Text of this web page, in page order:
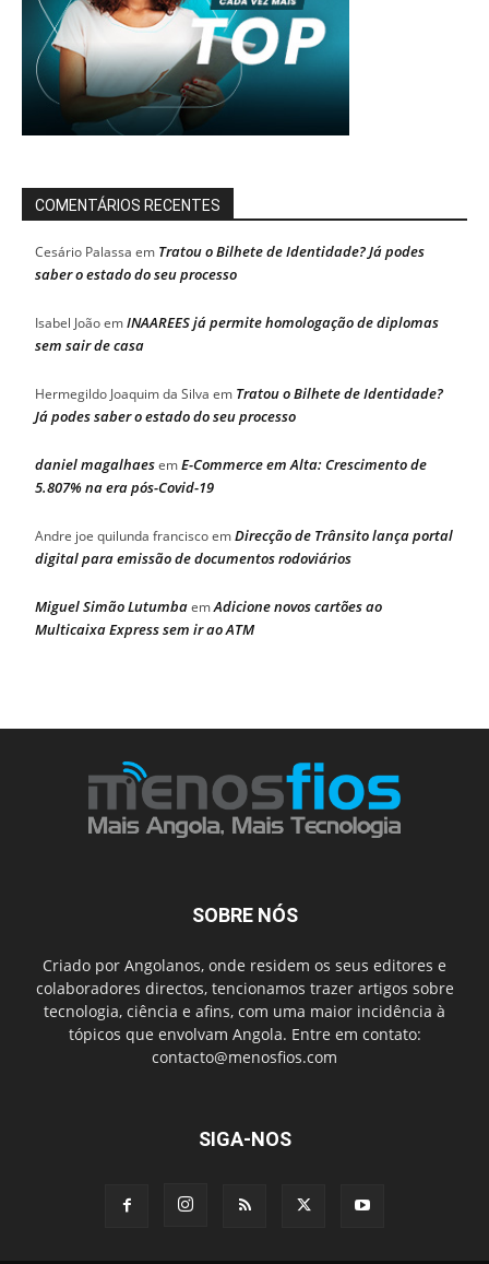
COMENTÁRIOS RECENTES
Cesário Palassa em Tratou o Bilhete de Identidade? Já podes
saber o estado do seu processo
Isabel JoãoemINAAREES já permite homologação de diplomas
sem sair de casa
Hermegildo Joaquim da Silva em Tratou o Bilhete de Identidade?
Já podes saber o estado do seu processo
daniel magalhaesemE-Commerce em Alta: Crescimento de
5.807% na era pós-Covid-19
Andre joe quilunda franciscoemDirecção de Trânsito lança portal
digital para emissão de documentos rodoviários
Miguel Simão LutumbaemAdicione novos cartões ao
Multicaixa Express sem ir ao ATM
SOBRE NÓS
Criado por Angolanos, onde residem os seus editores e
colaboradores directos, tencionamos trazer artigos sobre
tecnologia, ciência e afins, com uma maior incidência à
tópicos que envolvam Angola. Entre em contato:
contacto@menosfios.com
SIGA-NOS